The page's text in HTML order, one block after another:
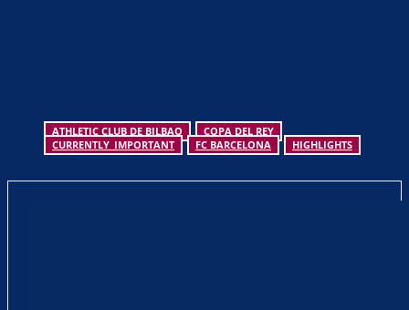
ATHLETIC CLUB DE BILBAO
COPA DEL REY
CURRENTLY_IMPORTANT
FC BARCELONA HIGHLIGHTS